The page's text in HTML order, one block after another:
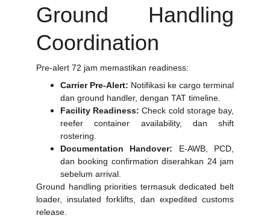
Ground Handling
Coordination
Pre-alert 72 jam memastikan readiness:
Carrier Pre-Alert: Notifikasi ke cargo terminal
dan ground handler, dengan TAT timeline.
Facility Readiness: Check cold storage bay,
reefer container availability, dan shift
rostering.
Documentation Handover: E-AWB, PCD,
dan booking confirmation diserahkan 24 jam
sebelum arrival.
Ground handling priorities termasuk dedicated belt
loader, insulated forklifts, dan expedited customs
release.